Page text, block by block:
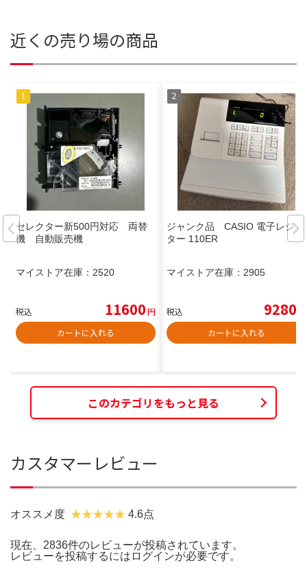
近くの売り場の商品
セレクター新500円対応 両替
機 自動販売機
マイストア在庫： 2520
税込 11600円
カートに入れる
ジャンク品 CASIO 電子レジス
ター 110ER
マイストア在庫： 2905
税込 9280
カートに入れる
このカテゴリをもっと見る
カスタマーレビュー
オススメ度 4.6点
現在、2836件のレビューが投稿されています。
レビューを投稿するには ログインが必要です。